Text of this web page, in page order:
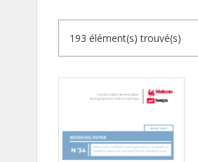
193 élément(s) trouvé(s)